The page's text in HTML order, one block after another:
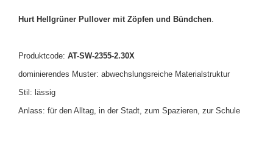
Hurt Hellgrüner Pullover mit Zöpfen und Bündchen.
Produktcode: AT-SW-2355-2.30X
dominierendes Muster: abwechslungsreiche Materialstruktur
Stil: lässig
Anlass: für den Alltag, in der Stadt, zum Spazieren, zur Schule